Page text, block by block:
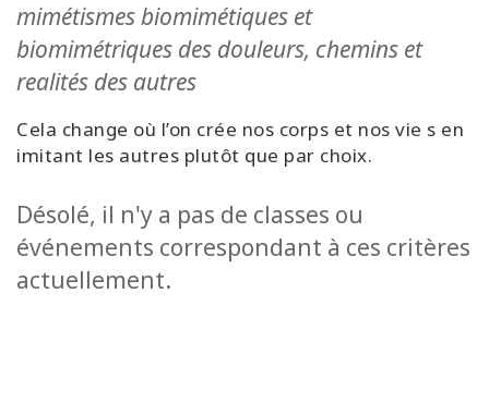
Actualités
mimétismes biomimétiques et
biomimétriques des douleurs, chemins et
realités des autres
Cela change où l’on crée nos corps et nos vie s en
imitant les autres plutôt que par choix.
Désolé, il n'y a pas de classes ou
événements correspondant à ces critères
actuellement.